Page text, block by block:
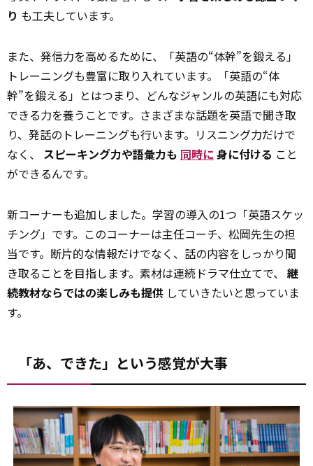
り も工夫しています。
また、発信力を高めるために、「英語の“体幹”を鍛える」
トレーニングも豊富に取り入れています。「英語の“体
幹”を鍛える」とはつまり、どんなジャンルの英語にも対応
できる力を養うことです。さまざまな話題を英語で聞き取
り、発話のトレーニングも行います。リスニング力だけで
なく、 スピーキング力や語彙力も 同時に身に付ける こと
ができるんです。
新コーナーも追加しました。学習の導入の1つ「英語スケッ
チング」です。このコーナーは主任コーチ、松岡先生の担
当です。断片的な情報だけでなく、話の内容をしっかり聞
き取ることを目指します。素材は連続ドラマ仕立てで、 継
続教材ならではの楽しみも提供 していきたいと思っていま
す。
「あ、できた」という感覚が大事